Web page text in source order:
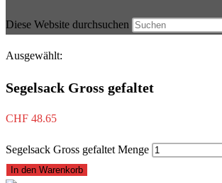
Diese Website durchsuchen
Ausgewählt:
Segelsack Gross gefaltet
CHF 48.65
Segelsack Gross gefaltet Menge
In den Warenkorb